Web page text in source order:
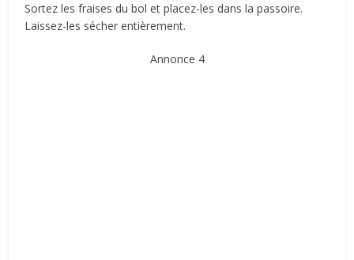
Sortez les fraises du bol et placez-les dans la passoire.
Laissez-les sécher entièrement.
Annonce 4